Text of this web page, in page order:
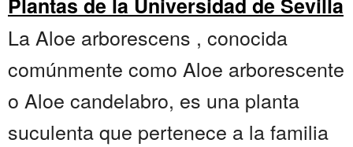
La Aloe arborescens , conocida
comúnmente como Aloe arborescente
o Aloe candelabro, es una planta
suculenta que pertenece a la familia